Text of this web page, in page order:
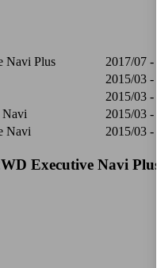
Navi Plus 2017/07 -
2015/03
2015/03 -
2015/03 -
Navi
2015/03
Executive Navi